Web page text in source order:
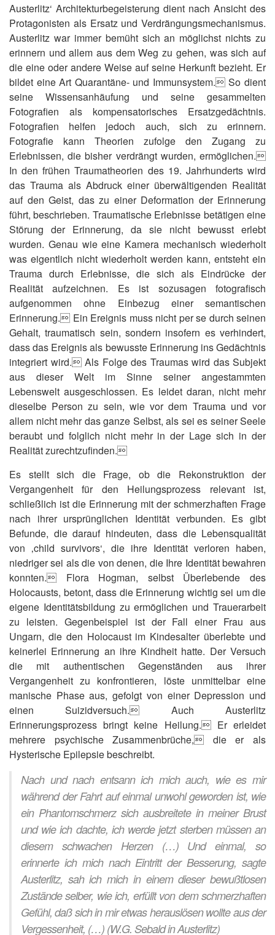
Austerlitz‘ Architekturbegeisterung dient nach Ansicht des
Protagonisten als Ersatz und Verdrängungsmechanismus.
Austerlitz war immer bemüht sich an möglichst nichts zu
erinnern und allem aus dem Weg zu gehen, was sich auf
die eine oder andere Weise auf seine Herkunft bezieht. Er
bildet eine Art Quarantäne- und Immunsystem. So dient
seine Wissensanhäufung und seine gesammelten
Fotografien als kompensatorisches Ersatzgedächtnis.
Fotografien helfen jedoch auch, sich zu erinnern.
Fotografie kann Theorien zufolge den Zugang zu
Erlebnissen, die bisher verdrängt wurden, ermöglichen.
In den frühen Traumatheorien des 19. Jahrhunderts wird
das Trauma als Abdruck einer überwältigenden Realität
auf den Geist, das zu einer Deformation der Erinnerung
führt, beschrieben. Traumatische Erlebnisse betätigen eine
Störung der Erinnerung, da sie nicht bewusst erlebt
wurden. Genau wie eine Kamera mechanisch wiederholt
was eigentlich nicht wiederholt werden kann, entsteht ein
Trauma durch Erlebnisse, die sich als Eindrücke der
Realität aufzeichnen. Es ist sozusagen fotografisch
aufgenommen ohne Einbezug einer semantischen
Erinnerung. Ein Ereignis muss nicht per se durch seinen
Gehalt, traumatisch sein, sondern insofern es verhindert,
dass das Ereignis als bewusste Erinnerung ins Gedächtnis
integriert wird. Als Folge des Traumas wird das Subjekt
aus dieser Welt im Sinne seiner angestammten
Lebenswelt ausgeschlossen. Es leidet daran, nicht mehr
dieselbe Person zu sein, wie vor dem Trauma und vor
allem nicht mehr das ganze Selbst, als sei es seiner Seele
beraubt und folglich nicht mehr in der Lage sich in der
Realität zurechtzufinden.
Es stellt sich die Frage, ob die Rekonstruktion der
Vergangenheit für den Heilungsprozess relevant ist,
schließlich ist die Erinnerung mit der schmerzhaften Frage
nach ihrer ursprünglichen Identität verbunden. Es gibt
Befunde, die darauf hindeuten, dass die Lebensqualität
von ‚child survivors‘, die ihre Identität verloren haben,
niedriger sei als die von denen, die Ihre Identität bewahren
konnten. Flora Hogman, selbst Überlebende des
Holocausts, betont, dass die Erinnerung wichtig sei um die
eigene Identitätsbildung zu ermöglichen und Trauerarbeit
zu leisten. Gegenbeispiel ist der Fall einer Frau aus
Ungarn, die den Holocaust im Kindesalter überlebte und
keinerlei Erinnerung an ihre Kindheit hatte. Der Versuch
die mit authentischen Gegenständen aus ihrer
Vergangenheit zu konfrontieren, löste unmittelbar eine
manische Phase aus, gefolgt von einer Depression und
einen Suizidversuch. Auch Austerlitz
Erinnerungsprozess bringt keine Heilung. Er erleidet
mehrere psychische Zusammenbrüche, die er als
Hysterische Epilepsie beschreibt.
Nach und nach entsann ich mich auch, wie es mir
während der Fahrt auf einmal unwohl geworden ist, wie
ein Phantomschmerz sich ausbreitete in meiner Brust
und wie ich dachte, ich werde jetzt sterben müssen an
diesem schwachen Herzen (…) Und einmal, so
erinnerte ich mich nach Eintritt der Besserung, sagte
Austerlitz, sah ich mich in einem dieser bewußtlosen
Zustände selber, wie ich, erfüllt von dem schmerzhaften
Gefühl, daß sich in mir etwas herauslösen wollte aus der
Vergessenheit, (…) (W.G. Sebald in Austerlitz)